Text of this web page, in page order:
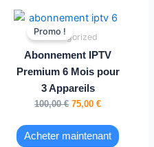
Promo !
Uncategorized
Abonnement IPTV
Premium 6 Mois pour
3 Appareils
100,00€
Le
initial
était :
100,00 €.
75,00€
Le
est :
75,00 €.
Acheter maintenant